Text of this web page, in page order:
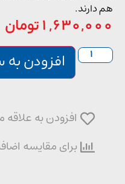
تومان
افزودن به سبد
افزودن به علاقه
برای مقایسه اضافه